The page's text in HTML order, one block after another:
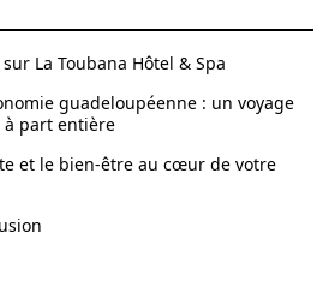
sur La Toubana Hôtel & Spa
guadeloupéenne : un voyage
part entière
et le bien-être au cœur de votre